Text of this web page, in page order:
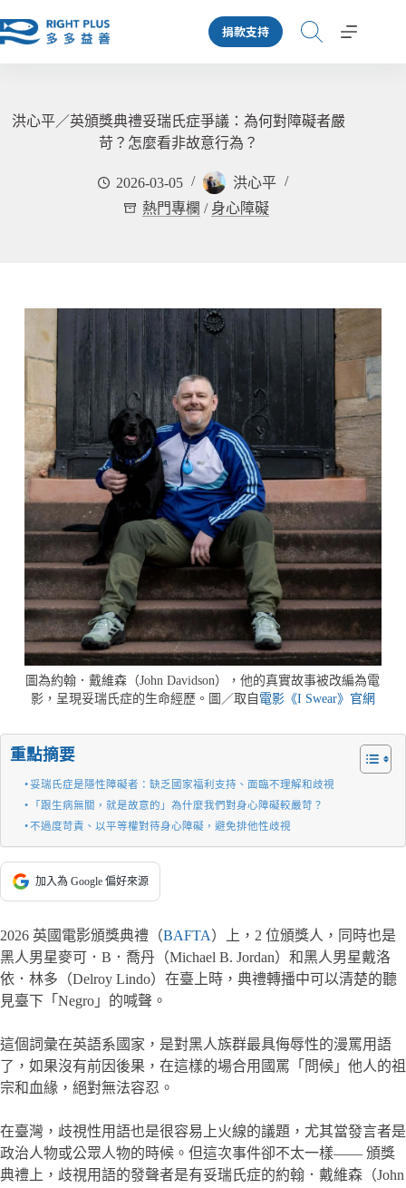
至
容
捐款支持
洪心平／英頒獎典禮妥瑞氏症爭議：為何對障礙者嚴
苛？怎麼看非故意行為？
2026-03-05
洪心平
熱門專欄 / 身心障礙
圖為約翰．戴維森（John Davidson），他的真實故事被改編為電
影，呈現妥瑞氏症的生命經歷。圖／取自 電影《I Swear》官網
重點摘要
妥瑞氏症是隱性障礙者：缺乏國家福利支持、面臨不理解和歧視
「跟生病無關，就是故意的」為什麼我們對身心障礙較嚴苛？
不過度苛責、以平等權對待身心障礙，避免排他性歧視
加入為 Google 偏好來源
2026 英國電影頒獎典禮（BAFTA）上，2 位頒獎人，同時也是
黑人男星麥可．B．喬丹（Michael B. Jordan）和黑人男星戴洛
依．林多（Delroy Lindo）在臺上時，典禮轉播中可以清楚的聽
見臺下「Negro」的喊聲。
這個詞彙在英語系國家，是對黑人族群最具侮辱性的漫罵用語
了，如果沒有前因後果，在這樣的場合用國罵「問候」他人的祖
宗和血緣，絕對無法容忍。
在臺灣，歧視性用語也是很容易上火線的議題，尤其當發言者是
政治人物或公眾人物的時候。但這次事件卻不太一樣—— 頒獎
典禮上，歧視用語的發聲者是有妥瑞氏症的約翰．戴維森（John